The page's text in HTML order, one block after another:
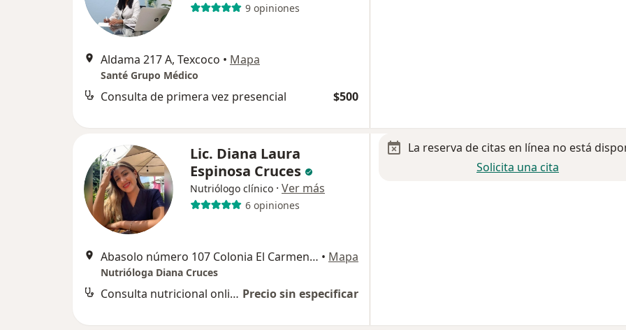
9 opiniones
Aldama 217 A, Texcoco • Mapa
Santé Grupo Médico
Consulta de primera vez presencial $500
Lic. Diana Laura
Espinosa Cruces
Nutriólogo clínico · Ver más
6 opiniones
Abasolo número 107 Colonia El Carmen, Texcoco Estado de México., Texcoco • Mapa
Nutrióloga Diana Cruces
Consulta nutricional online Precio sin especificar
La reserva de citas en línea no está
Solicita una cita